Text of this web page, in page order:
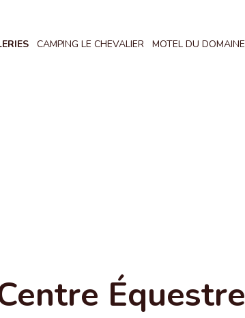
CAMPING LE CHEVALIER MOTEL DU DOMAINE
Équestre